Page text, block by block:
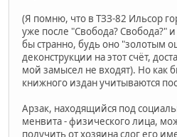
(Я помню, что в ТЗЗ-82 Ильсор
уже после "Свобода? Свобода?"
бы странно, будь оно "золотым
деконструкции на этот счёт,
мой замысел не входят). Но как
книжного издан учитываются
Арзак, находящийся под
менвита - физического лица,
получить от хозяина слог его